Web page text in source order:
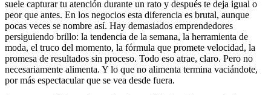
suele capturar tu atención durante un rato y después te deja igual o
peor que antes. En los negocios esta diferencia es brutal, aunque
pocas veces se nombre así. Hay demasiados emprendedores
persiguiendo brillo: la tendencia de la semana, la herramienta de
moda, el truco del momento, la fórmula que promete velocidad, la
promesa de resultados sin proceso. Todo eso atrae, claro. Pero no
necesariamente alimenta. Y lo que no alimenta termina vaciándote,
por más espectacular que se vea desde fuera.